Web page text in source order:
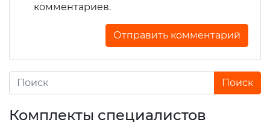
комментариев.
Комплекты специалистов